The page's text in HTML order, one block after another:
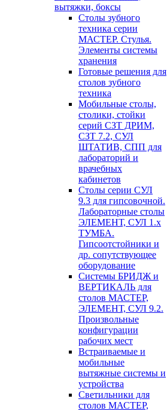
вытяжки, боксы
Столы зубного
техника серии
МАСТЕР. Стулья.
Элементы системы
хранения
Готовые решения для
столов зубного
техника
Мобильные столы,
столики, стойки
серий СЗТ ДРИМ,
СЗТ 7.2, СУЛ
ШТАТИВ, СПП для
лабораторий и
врачебных
кабинетов
Столы серии СУЛ
9.3 для гипсовочной.
Лабораторные столы
ЭЛЕМЕНТ, СУЛ 1.х
ТУМБА.
Гипсоотстойники и
др. сопутствующее
оборудование
Системы БРИДЖ и
ВЕРТИКАЛЬ для
столов МАСТЕР,
ЭЛЕМЕНТ, СУЛ 9.2.
Произвольные
конфигурации
рабочих мест
Встраиваемые и
мобильные
вытяжные системы и
устройства
Светильники для
столов МАСТЕР,